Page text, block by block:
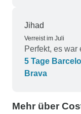
Jihad
Verreist im Juli
Perfekt, es
5 Tage
Brava
Mehr über